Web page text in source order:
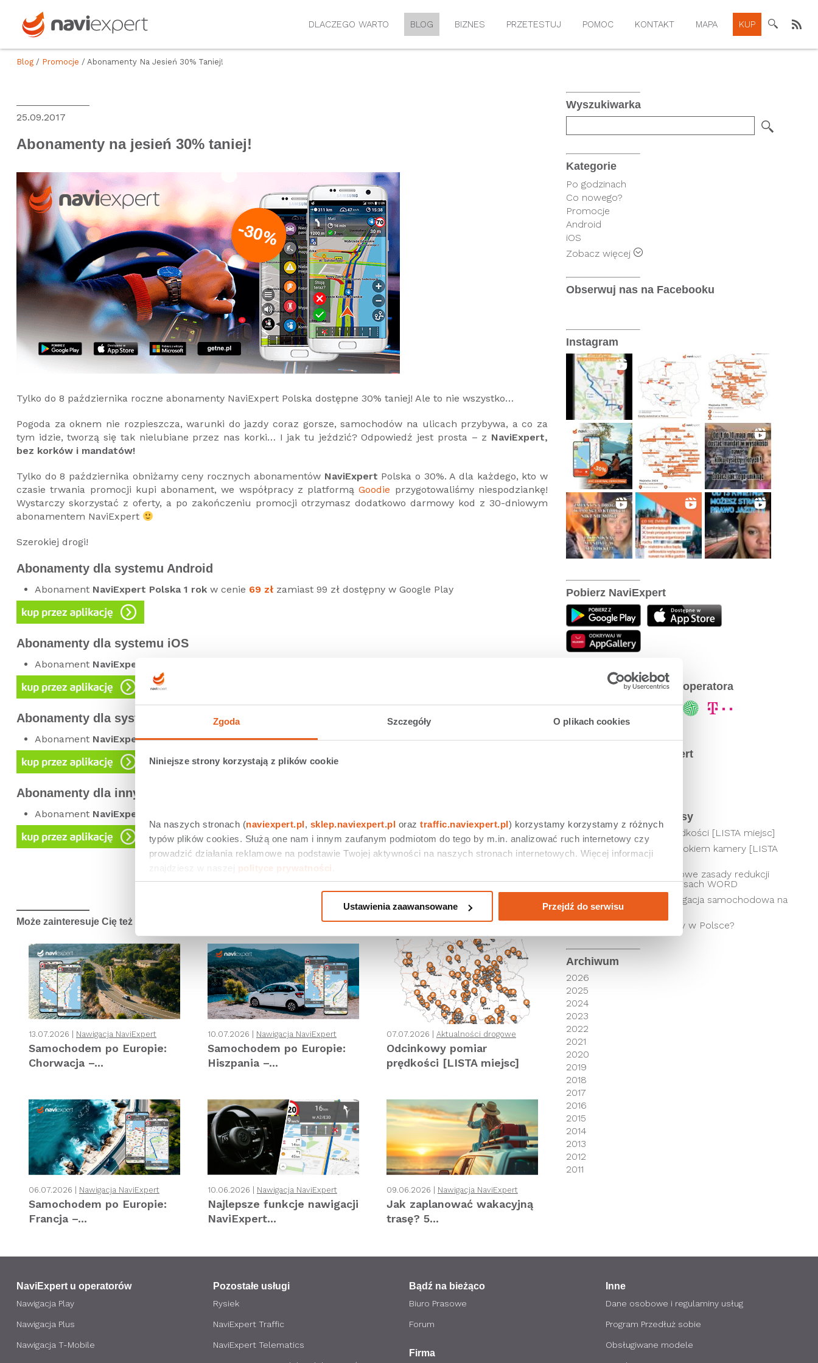
Zgoda Szczegóły O plikach cookies
Niniejsze strony korzystają z plików cookie
Na naszych stronach (naviexpert.pl, sklep.naviexpert.pl oraz traffic.naviexpert.pl) korzystamy korzystamy z różnych
typów plików cookies. Służą one nam i innym zaufanym podmiotom do tego by m.in. analizować ruch internetowy czy
prowadzić działania reklamowe na podstawie Twojej aktywności na naszych stronach internetowych. Więcej informacji
znajdziesz w naszej polityce prywatności
Ustawienia zaawansowane Przejdź do serwisu
DLACZEGO WARTO BLOG BIZNES PRZETESTUJ POMOC KONTAKT MAPA KUP
Blog / Promocje / Abonamenty Na Jesień 30% Taniej!
25.09.2017
Abonamenty na jesień 30% taniej!
Tylko do 8 października roczne abonamenty NaviExpert Polska dostępne 30% taniej! Ale to nie wszystko…
Pogoda za oknem nie rozpieszcza, warunki do jazdy coraz gorsze, samochodów na ulicach przybywa, a co za
tym idzie, tworzą się tak nielubiane przez nas korki… I jak tu jeździć? Odpowiedź jest prosta – z NaviExpert,
bez korków i mandatów!
Tylko do 8 października obniżamy ceny rocznych abonamentów NaviExpert Polska o 30%. A dla każdego, kto w
czasie trwania promocji kupi abonament, we współpracy z platformąGoodie przygotowaliśmy niespodziankę!
Wystarczy skorzystać z oferty, a po zakończeniu promocji otrzymasz dodatkowo darmowy kod z 30-dniowym
abonamentem NaviExpert
Szerokiej drogi!
Abonamenty dla systemu Android
Abonament NaviExpert Polska 1 rok w cenie 69 zł zamiast 99 zł dostępny w Google Play
Abonamenty dla systemu iOS
Abonament NaviExpert Polska 1 rok
Abonamenty dla systemu Windows Phone
Abonament NaviExpert Polska 1 rokw cenie69 złzamiast 99 zł dostępny na stronie NaviExpert
Abonamenty dla innych systemów operacyjnych dostępne na stronie naviexpert.pl
Abonament NaviExpert Polska 1 rok
Udostępnij Tweetnij Udostępnij
Może zainteresuje Cię też
13.07.2026 | Nawigacja NaviExpert
Samochodem po Europie:
Chorwacja –...
10.07.2026 | Nawigacja NaviExpert
Samochodem po Europie:
Hiszpania –...
07.07.2026 | Aktualności drogowe
Odcinkowy pomiar
prędkości [LISTA miejsc]
06.07.2026 | Nawigacja NaviExpert
Samochodem po Europie:
Francja –...
10.06.2026 | Nawigacja NaviExpert
Najlepsze funkcje nawigacji
NaviExpert...
09.06.2026 | Nawigacja NaviExpert
Jak zaplanować wakacyjną
trasę? 5...
Wyszukiwarka
Kategorie
Po godzinach
Co nowego?
Promocje
Android
iOS
Rysiek
Telematyka
Wersje operatorskie
Zobacz więcej
Obserwuj nas na Facebooku
Instagram
Pobierz NaviExpert
NaviExpert u Twojego operatora
Społeczność NaviExpert
Najpopularniejsze wpisy
Odcinkowy pomiar prędkości [LISTA miejsc]
Kierowcy pod czujnym okiem kamery [LISTA
SKRZYŻOWAŃ]
Punkty karne 2026 – nowe zasady redukcji
punktów i zmiany w kursach WORD
Jaka jest najlepsza nawigacja samochodowa na
telefon?
Jak płacić za autostrady w Polsce?
Archiwum
2026
2025
2024
2023
2022
2021
2020
2019
2018
2017
2016
2015
2014
2013
2012
2011
NaviExpert u operatorów
Nawigacja Play
Nawigacja Plus
Nawigacja T-Mobile
Pozostałe usługi
Rysiek
NaviExpert Traffic
NaviExpert Telematics
Bądź na bieżąco
Biuro Prasowe
Forum
Firma
Inne
Dane osobowe i regulaminy usług
Program Przedłuż sobie
Obsługiwane modele